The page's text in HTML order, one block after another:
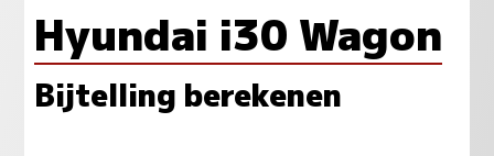
Hyundai i30 Wagon
Bijtelling berekenen